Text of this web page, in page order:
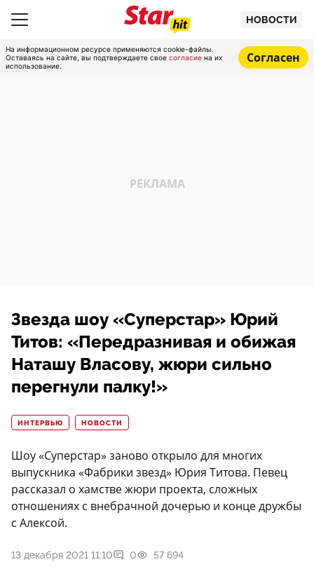
НОВОСТИ
На информационном ресурсе применяются cookie-файлы.
Оставаясь на сайте, вы подтверждаете свое согласие на их
использование.
Согласен
Звезда шоу «Суперстар» Юрий
Титов: «Передразнивая и обижая
Наташу Власову, жюри сильно
перегнули палку!»
ИНТЕРВЬЮ НОВОСТИ
Шоу «Суперстар» заново открыло для многих
выпускника «Фабрики звезд» Юрия Титова. Певец
рассказал о хамстве жюри проекта, сложных
отношениях с внебрачной дочерью и конце дружбы
с Алексой.
13 декабря 2021 11:10 0 57 694